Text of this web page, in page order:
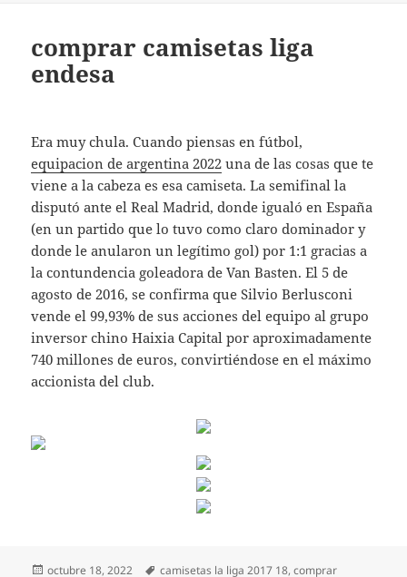
comprar camisetas liga
endesa
Era muy chula. Cuando piensas en fútbol,
equipacion de argentina 2022 una de las cosas que te
viene a la cabeza es esa camiseta. La semifinal la
disputó ante el Real Madrid, donde igualó en España
(en un partido que lo tuvo como claro dominador y
donde le anularon un legítimo gol) por 1:1 gracias a
la contundencia goleadora de Van Basten. El 5 de
agosto de 2016, se confirma que Silvio Berlusconi
vende el 99,93% de sus acciones del equipo al grupo
inversor chino Haixia Capital por aproximadamente
740 millones de euros, convirtiéndose en el máximo
accionista del club.
Publicado
octubre 18, 2022 Etiquetas
camisetas la liga 2017 18,comprar